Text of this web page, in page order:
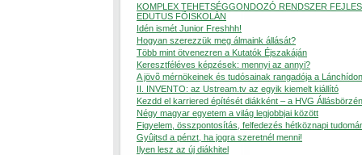
KOMPLEX TEHETSÉGGONDOZÓ RENDSZER
EDUTUS FÕISKOLÁN
Idén ismét Junior Freshhh!
Hogyan szerezzük meg álmaink állását?
Több mint ötvenezren a Kutatók Éjszakáján
Keresztféléves képzések: mennyi az annyi?
A jövõ mérnökeinek és tudósainak rangadója a Lánchídon
II. INVENTO: az Ustream.tv az egyik kiemelt kiállító
Kezdd el karriered építését diákként – a HVG
Négy magyar egyetem a világ legjobbjai között
Figyelem, összpontosítás, felfedezés hétköznapi
Gyûjtsd a pénzt, ha jogra szeretnél menni!
Ilyen lesz az új diákhitel